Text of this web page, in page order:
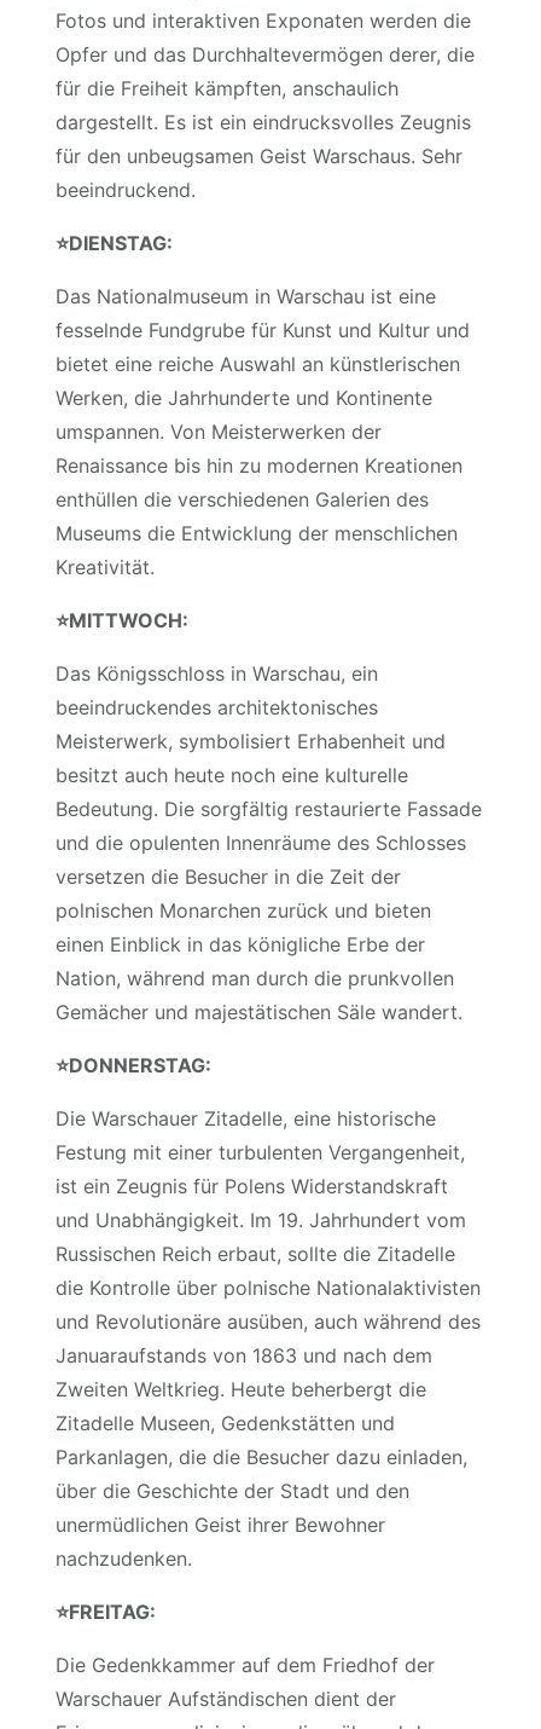
Fotos und interaktiven Exponaten werden die
Opfer und das Durchhaltevermögen derer, die
für die Freiheit kämpften, anschaulich
dargestellt. Es ist ein eindrucksvolles Zeugnis
für den unbeugsamen Geist Warschaus. Sehr
beeindruckend.
⭐️DIENSTAG:
Das Nationalmuseum in Warschau ist eine
fesselnde Fundgrube für Kunst und Kultur und
bietet eine reiche Auswahl an künstlerischen
Werken, die Jahrhunderte und Kontinente
umspannen. Von Meisterwerken der
Renaissance bis hin zu modernen Kreationen
enthüllen die verschiedenen Galerien des
Museums die Entwicklung der menschlichen
Kreativität.
⭐️MITTWOCH:
Das Königsschloss in Warschau, ein
beeindruckendes architektonisches
Meisterwerk, symbolisiert Erhabenheit und
besitzt auch heute noch eine kulturelle
Bedeutung. Die sorgfältig restaurierte Fassade
und die opulenten Innenräume des Schlosses
versetzen die Besucher in die Zeit der
polnischen Monarchen zurück und bieten
einen Einblick in das königliche Erbe der
Nation, während man durch die prunkvollen
Gemächer und majestätischen Säle wandert.
⭐️DONNERSTAG:
Die Warschauer Zitadelle, eine historische
Festung mit einer turbulenten Vergangenheit,
ist ein Zeugnis für Polens Widerstandskraft
und Unabhängigkeit. Im 19. Jahrhundert vom
Russischen Reich erbaut, sollte die Zitadelle
die Kontrolle über polnische Nationalaktivisten
und Revolutionäre ausüben, auch während des
Januaraufstands von 1863 und nach dem
Zweiten Weltkrieg. Heute beherbergt die
Zitadelle Museen, Gedenkstätten und
Parkanlagen, die die Besucher dazu einladen,
über die Geschichte der Stadt und den
unermüdlichen Geist ihrer Bewohner
nachzudenken.
⭐️FREITAG:
Die Gedenkkammer auf dem Friedhof der
Warschauer Aufständischen dient der